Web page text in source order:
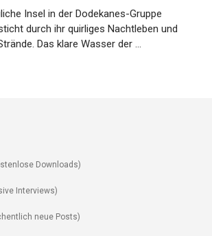
Insel in der Dodekanes-Gruppe
durch ihr quirliges Nachtleben und
Das klare Wasser der …
Downloads)
Interviews)
neue Posts)